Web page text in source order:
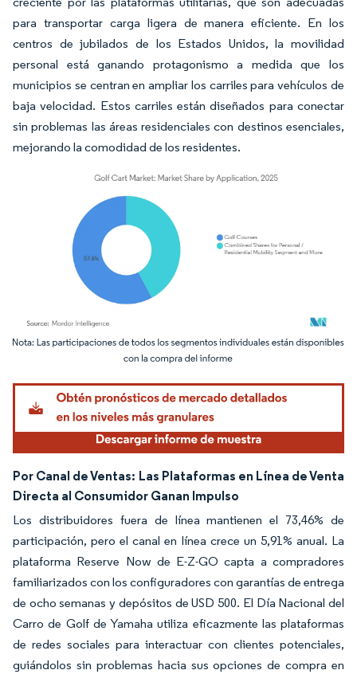
para transportar carga ligera de manera eficiente. En los
centros de jubilados de los Estados Unidos, la movilidad
personal está ganando protagonismo a medida que los
municipios se centran en ampliar los carriles para vehículos de
baja velocidad. Estos carriles están diseñados para conectar
sin problemas las áreas residenciales con destinos esenciales,
mejorando la comodidad de los residentes.
Imagen © Mordor Intelligence. El uso requiere atribución según CC BY 4.0.
Por Canal de Ventas: Las Plataformas en Línea de Venta
Directa al Consumidor Ganan Impulso
Los distribuidores fuera de línea mantienen el 73,46% de
participación, pero el canal en línea crece un 5,91% anual. La
plataforma Reserve Now de E-Z-GO capta a compradores
familiarizados con los configuradores con garantías de entrega
de ocho semanas y depósitos de USD 500. El Día Nacional del
Carro de Golf de Yamaha utiliza eficazmente las plataformas
de redes sociales para interactuar con clientes potenciales,
guiándolos sin problemas hacia sus opciones de compra en